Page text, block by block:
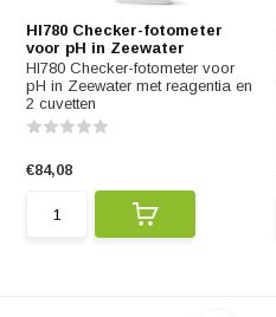
HI780 Checker-fotometer
voor pH in Zeewater
HI780 Checker-fotometer voor
pH in Zeewater met reagentia en
2 cuvetten
€84,08